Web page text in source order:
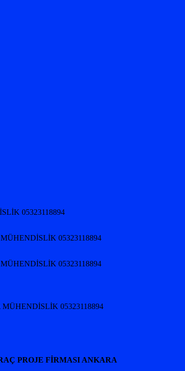
05323118894
05323118894
05323118894
MÜHENDİSLİK 05323118894
PROJE FİRMASI ANKARA